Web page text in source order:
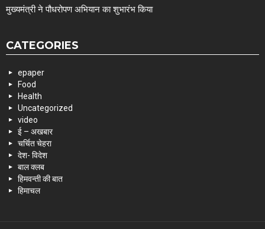
मुख्यमंत्री ने पौधरोपण अभियान का शुभारंभ किया
CATEGORIES
epaper
Food
Health
Uncategorized
video
ई – अखबार
चर्चित चेहरा
देश- विदेश
बाल क्लब
हिमवन्ती की बात
हिमाचल